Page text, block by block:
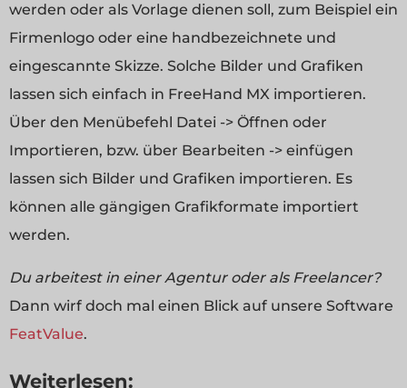
werden oder als Vorlage dienen soll, zum Beispiel ein
Firmenlogo oder eine handbezeichnete und
eingescannte Skizze. Solche Bilder und Grafiken
lassen sich einfach in FreeHand MX importieren.
Über den Menübefehl Datei -> Öffnen oder
Importieren, bzw. über Bearbeiten -> einfügen
lassen sich Bilder und Grafiken importieren. Es
können alle gängigen Grafikformate importiert
werden.
Du arbeitest in einer Agentur oder als Freelancer?
Dann wirf doch mal einen Blick auf unsere Software
FeatValue.
Weiterlesen: